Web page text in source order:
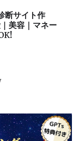
断サイト作
美容｜マネー